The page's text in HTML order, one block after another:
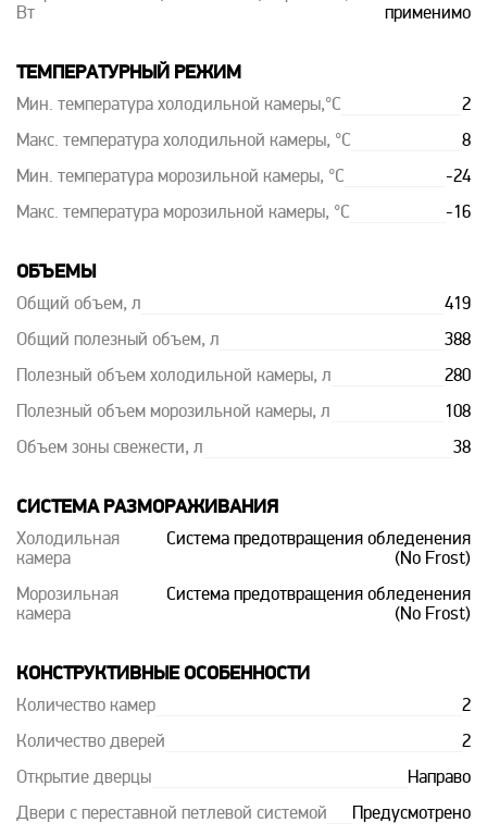
Вт
применимо
ТЕМПЕРАТУРНЫЙ РЕЖИМ
Мин. температура холодильной камеры,°C 2
Макс. температура холодильной камеры, °C 8
Мин. температура морозильной камеры, °C -24
Макс. температура морозильной камеры, °C -16
ОБЪЕМЫ
Общий объем, л 419
Общий полезный объем, л 388
Полезный объем холодильной камеры, л 280
Полезный объем морозильной камеры, л 108
Объем зоны свежести, л 38
СИСТЕМА РАЗМОРАЖИВАНИЯ
Холодильная
камера
Система предотвращения обледенения
(No Frost)
Морозильная
камера
Система предотвращения обледенения
(No Frost)
КОНСТРУКТИВНЫЕ ОСОБЕННОСТИ
Количество камер 2
Количество дверей 2
Открытие дверцы Направо
Двери с переставной петлевой системой Предусмотрено